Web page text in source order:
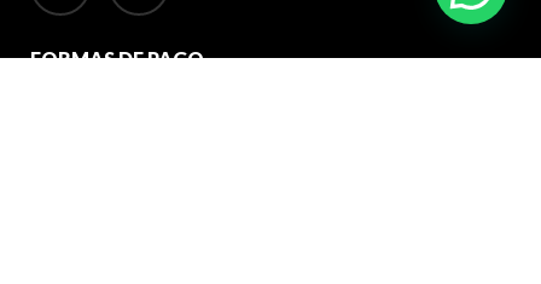
FORMAS DE PAGO